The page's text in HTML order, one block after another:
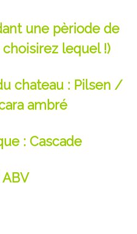
une pèriode de
lequel !)
chateau : Pilsen /
ambré
: Cascade
ABV